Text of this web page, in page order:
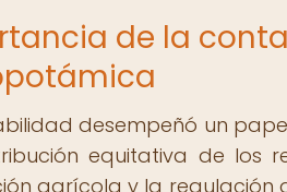
de la
desempeñó un
equitativa de los
agrícola y la regulación